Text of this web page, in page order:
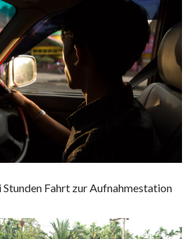
Stunden Fahrt zur Aufnahmestation